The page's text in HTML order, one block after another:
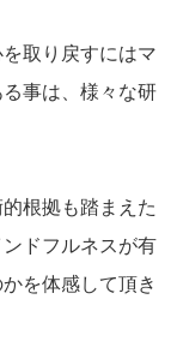
取り戻すにはマ
事は、様々な研
根拠も踏まえた
ドフルネスが有
を体感して頂き